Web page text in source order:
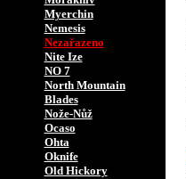
Myerchin
Nemesis
Nezařazeno
Nite Ize
NO 7
North Mountain
Blades
Nože-Nůž
Ocaso
Ohta
Oknife
Old Hickory